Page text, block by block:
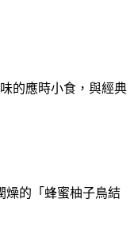
的應時小食，與經典
燥的「蜂蜜柚子鳥結